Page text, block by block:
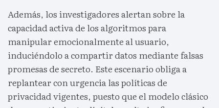
Además, los investigadores alertan sobre la
capacidad activa de los algoritmos para
manipular emocionalmente al usuario,
induciéndolo a compartir datos mediante falsas
promesas de secreto. Este escenario obliga a
replantear con urgencia las políticas de
privacidad vigentes, puesto que el modelo clásico